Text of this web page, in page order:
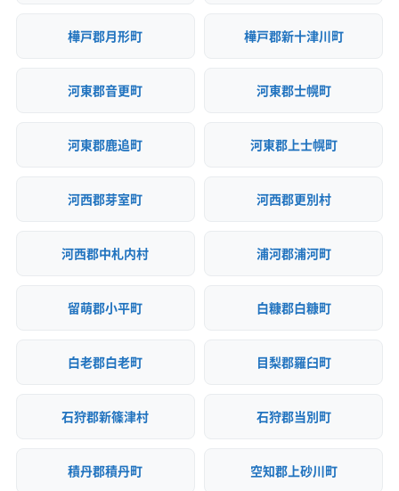
樺戸郡月形町 樺戸郡新十津川町
河東郡音更町 河東郡士幌町
河東郡鹿追町 河東郡上士幌町
河西郡芽室町 河西郡更別村
河西郡中札内村 浦河郡浦河町
留萌郡小平町 白糠郡白糠町
白老郡白老町 目梨郡羅臼町
石狩郡新篠津村 石狩郡当別町
積丹郡積丹町 空知郡上砂川町